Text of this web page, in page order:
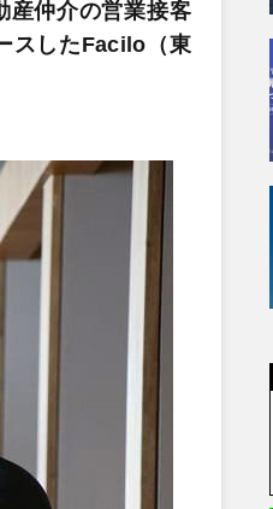
産仲介の営業接客
スしたFacilo（東